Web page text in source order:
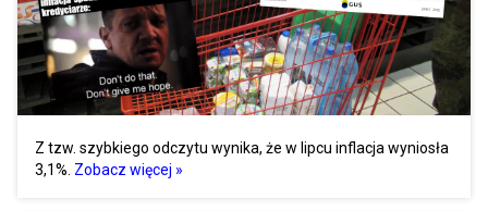
Z tzw. szybkiego odczytu wynika, że w lipcu inflacja wyniosła
3,1%. Zobacz więcej »